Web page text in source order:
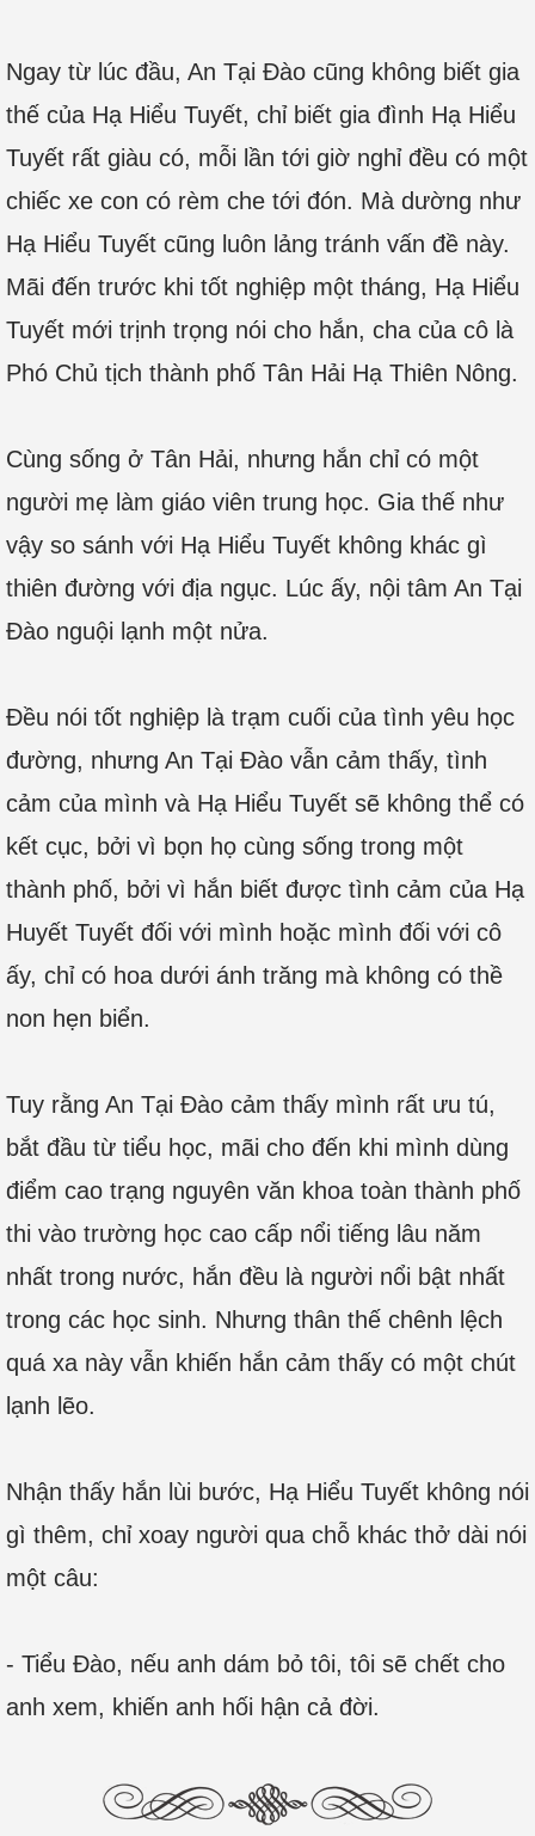
Ngay từ lúc đầu, An Tại Đào cũng không biết gia
thế của Hạ Hiểu Tuyết, chỉ biết gia đình Hạ Hiểu
Tuyết rất giàu có, mỗi lần tới giờ nghỉ đều có một
chiếc xe con có rèm che tới đón. Mà dường như
Hạ Hiểu Tuyết cũng luôn lảng tránh vấn đề này.
Mãi đến trước khi tốt nghiệp một tháng, Hạ Hiểu
Tuyết mới trịnh trọng nói cho hắn, cha của cô là
Phó Chủ tịch thành phố Tân Hải Hạ Thiên Nông.
Cùng sống ở Tân Hải, nhưng hắn chỉ có một
người mẹ làm giáo viên trung học. Gia thế như
vậy so sánh với Hạ Hiểu Tuyết không khác gì
thiên đường với địa ngục. Lúc ấy, nội tâm An Tại
Đào nguội lạnh một nửa.
Đều nói tốt nghiệp là trạm cuối của tình yêu học
đường, nhưng An Tại Đào vẫn cảm thấy, tình
cảm của mình và Hạ Hiểu Tuyết sẽ không thể có
kết cục, bởi vì bọn họ cùng sống trong một
thành phố, bởi vì hắn biết được tình cảm của Hạ
Huyết Tuyết đối với mình hoặc mình đối với cô
ấy, chỉ có hoa dưới ánh trăng mà không có thề
non hẹn biển.
Tuy rằng An Tại Đào cảm thấy mình rất ưu tú,
bắt đầu từ tiểu học, mãi cho đến khi mình dùng
điểm cao trạng nguyên văn khoa toàn thành phố
thi vào trường học cao cấp nổi tiếng lâu năm
nhất trong nước, hắn đều là người nổi bật nhất
trong các học sinh. Nhưng thân thế chênh lệch
quá xa này vẫn khiến hắn cảm thấy có một chút
lạnh lẽo.
Nhận thấy hắn lùi bước, Hạ Hiểu Tuyết không nói
gì thêm, chỉ xoay người qua chỗ khác thở dài nói
một câu:
- Tiểu Đào, nếu anh dám bỏ tôi, tôi sẽ chết cho
anh xem, khiến anh hối hận cả đời.